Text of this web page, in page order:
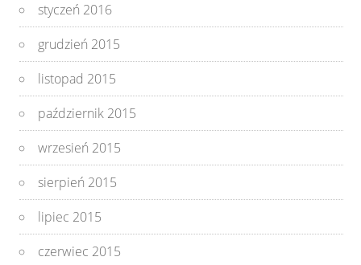
styczeń 2016
grudzień 2015
listopad 2015
październik 2015
wrzesień 2015
sierpień 2015
lipiec 2015
czerwiec 2015